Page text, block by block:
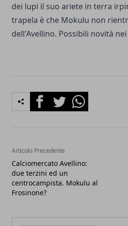
dei lupi il suo ariete in terra
trapela è che Mokulu non
dell'Avellino. Possibili novità
FacebookTwitterWhatsapp
Articolo Precedente
Calciomercato Avellino:
due terzini ed un
centrocampista. Mokulu al
Frosinone?